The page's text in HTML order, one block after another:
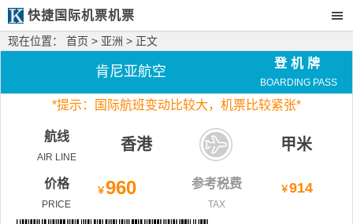
快捷国际机票机票
现在位置： 首页 > 亚洲 > 正文
肯尼亚航空
登机牌
BOARDING PASS
*提示：国际航班变动比较大， 机票比较紧张*
航线
AIR LINE
香港 甲米
价格
PRICE
￥960 参考税费
TAX
￥914